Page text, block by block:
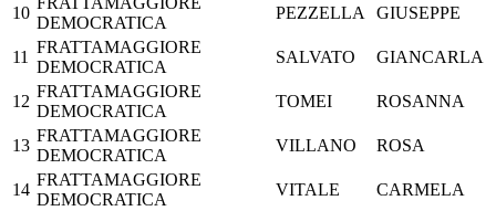
10
DEMOCRATICA
PEZZELLA GIUSEPPE
11
FRATTAMAGGIORE
DEMOCRATICA
SALVATO GIANCARLA
12
FRATTAMAGGIORE
DEMOCRATICA
TOMEI ROSANNA
13
FRATTAMAGGIORE
DEMOCRATICA
VILLANO ROSA
14
FRATTAMAGGIORE
DEMOCRATICA
VITALE CARMELA